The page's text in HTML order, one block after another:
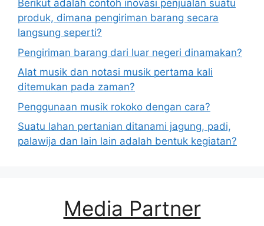
Berikut adalah contoh inovasi penjualan suatu
produk, dimana pengiriman barang secara
langsung seperti?
Pengiriman barang dari luar negeri dinamakan?
Alat musik dan notasi musik pertama kali
ditemukan pada zaman?
Penggunaan musik rokoko dengan cara?
Suatu lahan pertanian ditanami jagung, padi,
palawija dan lain lain adalah bentuk kegiatan?
Media Partner